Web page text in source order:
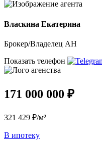
Власкина Екатерина
Брокер/Владелец АН
Показать телефон
171 000 000 ₽
321 429 ₽/м²
В ипотеку